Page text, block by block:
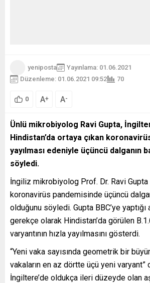
yeniposta
Yayınlama: 01.06.2021
Düzenleme: 01.06.2021 09:52
70
0 A+ A-
Ünlü mikrobiyolog Ravi Gupta,
Hindistan’da ortaya çıkan
yayılması edeniyle üçüncü dalganın
söyledi.
İngiliz mikrobiyolog Prof. Dr. Ravi Gupta
koronavirüs pandemisinde üçüncü
olduğunu söyledi. Gupta BBC’ye yaptığı
gerekçe olarak Hindistan’da görülen
varyantının hızla yayılmasını gösterdi.
“Yeni vaka sayısında geometrik bir
vakaların en az dörtte üçü yeni varyant”
İngiltere’de oldukça ileri düzeyde olan